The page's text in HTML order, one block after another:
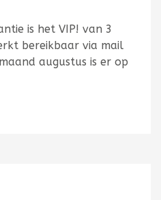
is het VIP! van 3
bereikbaar via mail
augustus is er op
augustus 2026